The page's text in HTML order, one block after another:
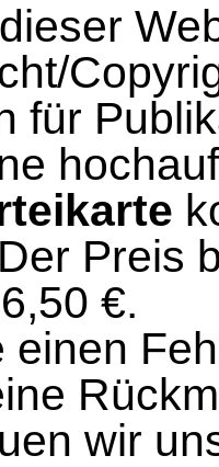
für
Preis
€.
einen
wir